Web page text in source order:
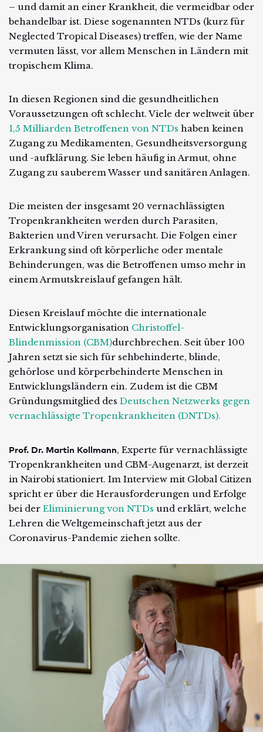
– und damit an einer Krankheit, die vermeidbar oder
behandelbar ist. Diese sogenannten NTDs (kurz für
Neglected Tropical Diseases) treffen, wie der Name
vermuten lässt, vor allem Menschen in Ländern mit
tropischem Klima.
In diesen Regionen sind die gesundheitlichen
Voraussetzungen oft schlecht. Viele der weltweit über
1,5 Milliarden Betroffenen von NTDs haben keinen
Zugang zu Medikamenten, Gesundheitsversorgung
und -aufklärung. Sie leben häufig in Armut, ohne
Zugang zu sauberem Wasser und sanitären Anlagen.
Die meisten der insgesamt 20 vernachlässigten
Tropenkrankheiten werden durch Parasiten,
Bakterien und Viren verursacht. Die Folgen einer
Erkrankung sind oft körperliche oder mentale
Behinderungen, was die Betroffenen umso mehr in
einem Armutskreislauf gefangen hält.
Diesen Kreislauf möchte die internationale
Entwicklungsorganisation Christoffel-
Blindenmission (CBM)durchbrechen. Seit über 100
Jahren setzt sie sich für sehbehinderte, blinde,
gehörlose und körperbehinderte Menschen in
Entwicklungsländern ein. Zudem ist die CBM
Gründungsmitglied des Deutschen Netzwerks gegen
vernachlässigte Tropenkrankheiten (DNTDs).
Prof. Dr. Martin Kollmann, Experte für vernachlässigte
Tropenkrankheiten und CBM-Augenarzt, ist derzeit
in Nairobi stationiert. Im Interview mit Global Citizen
spricht er über die Herausforderungen und Erfolge
bei der Eliminierung von NTDs und erklärt, welche
Lehren die Weltgemeinschaft jetzt aus der
Coronavirus-Pandemie ziehen sollte.